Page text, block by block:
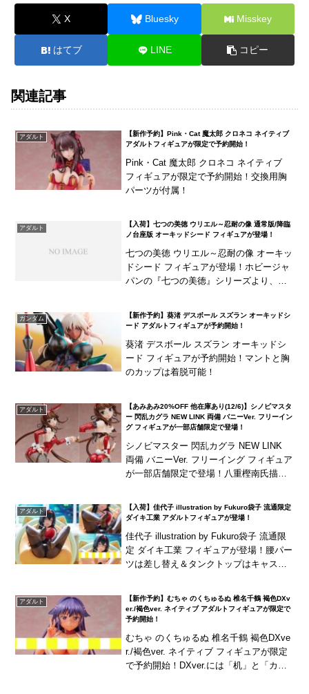
X Bluesky Misskey
はてブ LINE コピー
関連記事
アダルト
【新作予約】Pink・Cat 魔太郎 クロネコ ネイティブ
アダルトフィギュアが限定で予約開始！
Pink・Cat 魔太郎 クロネコ ネイティブ
フィギュアが限定で予約開始！交換用胸
パーツが付属！
アダルト
【入荷】七つの美徳 ウリエル～忍耐の像 通常版/降臨
ノ台座版 オーキッドシード フィギュアが登場！
七つの美徳 ウリエル～忍耐の像 オーキッ
ドシード フィギュアが登場！ホビージャ
パンの『七つの美徳』シリーズより、
現！キャスオフ状...
ガンダム
【新作予約】葵渚 デスボール スズラン オーキッドシ
ード アダルトフィギュアが予約開始！
葵渚 デスボール スズラン オーキッドシ
ード フィギュアが予約開始！マントと胸
のカップは着脱可能！
アダルト
【あみあみ20%OFF 他在庫あり(12/6)】シノビマスタ
ー 閃乱カグラ NEW LINK 両備 バニーVer. フリーイン
グ フィギュアが一部店舗限定で登場！
シノビマスター 閃乱カグラ NEW LINK
両備 バニーVer. フリーイング フィギュア
が一部店舗限定で登場！八重樫南氏描き
フ...
アダルト
【入荷】佳代子 illustration by Fukuro袋子 流通限定
ダイキ工業 アダルトフィギュアが登場！
佳代子 illustration by Fukuro袋子 流通限
定 ダイキ工業 フィギュアが登場！腰パー
ツは差し替え＆タンクトップはキャスト
アダルト
【新作予約】むちゃ のくちゅるぬ 椎名千鶴 褐色DXv
er./褐色ver. ネイティブ アダルトフィギュアが限定で
予約開始！
むちゃ のくちゅるぬ 椎名千鶴 褐色DXve
r./褐色ver. ネイティブ フィギュアが限定
で予約開始！DXver.には「机」と「カメ